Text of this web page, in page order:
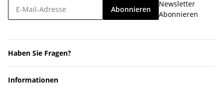
Abonnieren
Newsletter
Abonnieren
Haben Sie Fragen?
Informationen